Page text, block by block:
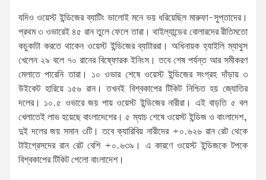
যদিও ওয়েস্ট ইন্ডিজের ব্যাটিং ভালোই মনে ভয় ধরিয়েছিল মারুফা-সুপ্তাদের।
প্রথম ৩ ওভারেই ৪৫ রান তুলে ফেলে তারা। থাইল্যান্ডের বোলারদের রীতিমতো
কচুকাটা করতে থাকেন ওয়েস্ট ইন্ডিজের ব্যাটাররা। অধিনায়ক হ্যাইলি ম্যাথুস
খেলেন ২৯ বলে ৭০ রানের বিষ্ফোরক ইনিংস। তবে শেষ পর্যন্ত আর সমীকরণ
মেলাতে পারেনি তারা। ১০ ওভার শেষে ওয়েস্ট ইন্ডিজের সংগ্রহ দাঁড়ায় ৩
উইকেট হারিয়ে ১৫৬ রান। তখনই বিশ্বকাপের টিকিট নিশ্চিত হয় জ্যোতির
দলের। ১০.৫ ওভারে জয় পায় ওয়েস্ট ইন্ডিজের নারীরা। এই বাড়তি ৫ বল
খেলাতেই লাভ হয়েছে বাংলাদেশের। ৫ ম্যাচ শেষে ওয়েস্ট ইন্ডিজ ও বাংলাদেশ,
দুই দলের জয় সমান ৩টি। তবে ক্যারিবিয় নারীদের +০.৬২৬ রান রেট থেকে
টাইগ্রেসদের রান রেট বেশি +০.৬৩৯। এ কারণে ওয়েস্ট ইন্ডিজকে টপকে
বিশ্বকাপের টিকিট পেলো বাংলাদেশ।